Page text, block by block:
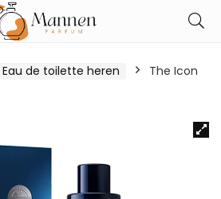
Eau de toilette heren
The Icon